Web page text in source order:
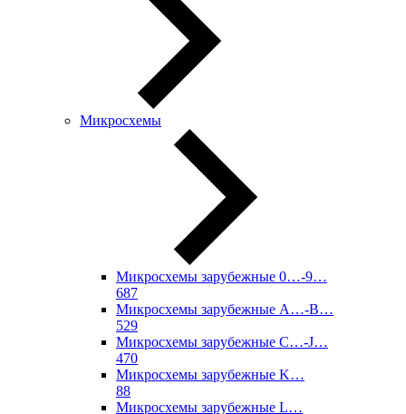
Микросхемы
Микросхемы зарубежные 0…-9…
687
Микросхемы зарубежные A…-B…
529
Микросхемы зарубежные C…-J…
470
Микросхемы зарубежные K…
88
Микросхемы зарубежные L…